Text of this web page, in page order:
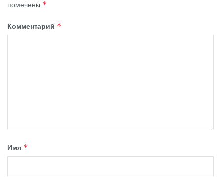
помечены *
Комментарий *
Имя *